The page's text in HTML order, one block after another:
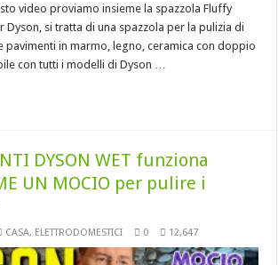
video proviamo insieme la spazzola Fluffy
Dyson, si tratta di una spazzola per la pulizia di
pavimenti in marmo, legno, ceramica con doppio
con tutti i modelli di Dyson …
DYSON WET funziona
UN MOCIO per pulire i
CASA, ELETTRODOMESTICI 0 12,647